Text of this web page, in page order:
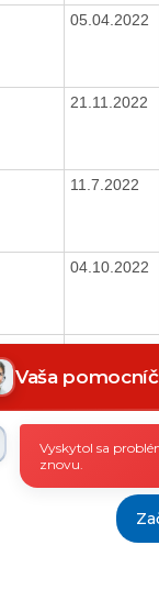
05.04.2022
21.11.2022
11.7.2022
04.10.2022
06.12.2022
31.05.2022
Vaša
Vyskytol sa
znovu.